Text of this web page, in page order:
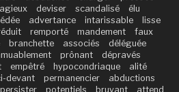
deviser scandalisé
élu
advertance intarissable
lisse
remporté mandement
faux
branchette associés
déléguée
prônant
dépravés
empêtré hypocondriaque
alité
devant permanencier
abductions
persister potentiels bruyant
attend